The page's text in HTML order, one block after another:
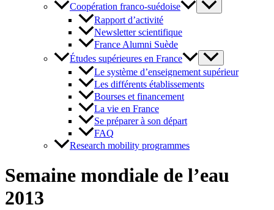
Coopération franco-suédoise
Rapport d’activité
Newsletter scientifique
France Alumni Suède
Études supérieures en France
Le système d’enseignement supérieur
Les différents établissements
Bourses et financement
La vie en France
Se préparer à son départ
FAQ
Research mobility programmes
Semaine mondiale de l’eau
2013